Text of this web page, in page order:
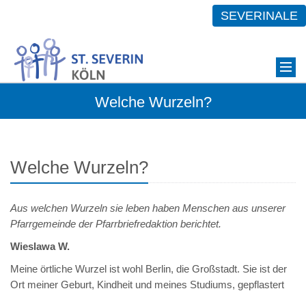
SEVERINALE
Welche Wurzeln?
Welche Wurzeln?
Aus welchen Wurzeln sie leben haben Menschen aus unserer
Pfarrgemeinde der Pfarrbriefredaktion berichtet.
Wieslawa W.
Meine örtliche Wurzel ist wohl Berlin, die Großstadt. Sie ist der
Ort meiner Geburt, Kindheit und meines Studiums, gepflastert